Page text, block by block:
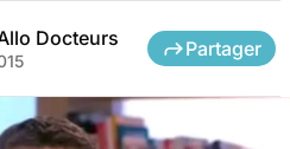
Docteurs Partager